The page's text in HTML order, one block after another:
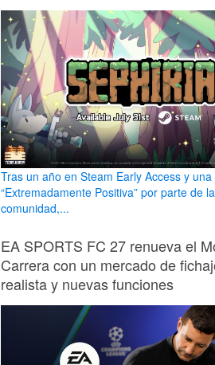
Tras un año en Steam Early Access y
“Extremadamente Positiva” por parte de la
comunidad,...
EA SPORTS FC 27 renueva el
Carrera con un mercado de
realista y nuevas funciones